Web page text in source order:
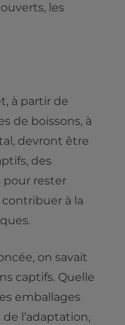
les
à partir de
de boissons, à
devront être
des
pour rester
à la
on savait
captifs. Quelle
emballages
l’adaptation,